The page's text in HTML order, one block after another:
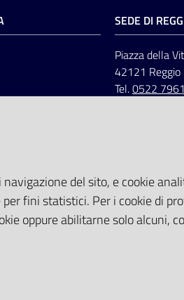
SEDE DI
Piazza della
42121 Reggio
Tel.0522 7961
del sito, e cookie
fini statistici. Per i cookie di
oppure abilitarne solo alcuni,